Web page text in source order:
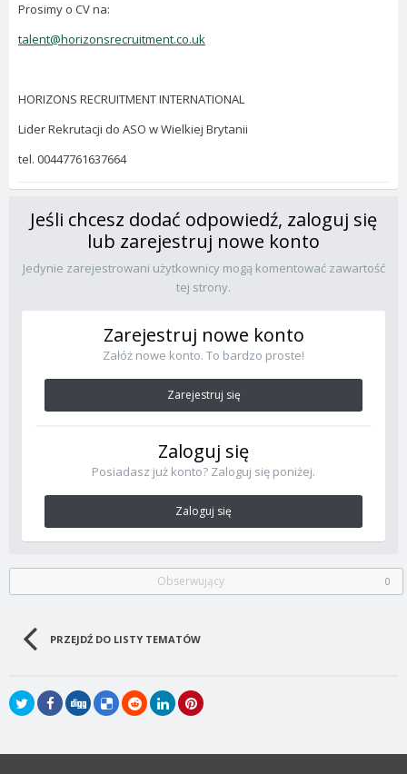
Prosimy o CV na:
talent@horizonsrecruitment.co.uk
HORIZONS RECRUITMENT INTERNATIONAL
Lider Rekrutacji do ASO w Wielkiej Brytanii
tel. 00447761637664
Jeśli chcesz dodać odpowiedź, zaloguj się
lub zarejestruj nowe konto
Jedynie zarejestrowani użytkownicy mogą komentować zawartość
tej strony.
Zarejestruj nowe konto
Załóż nowe konto. To bardzo proste!
Zarejestruj się
Zaloguj się
Posiadasz już konto? Zaloguj się poniżej.
Zaloguj się
Obserwujący 0
PRZEJDŹ DO LISTY TEMATÓW